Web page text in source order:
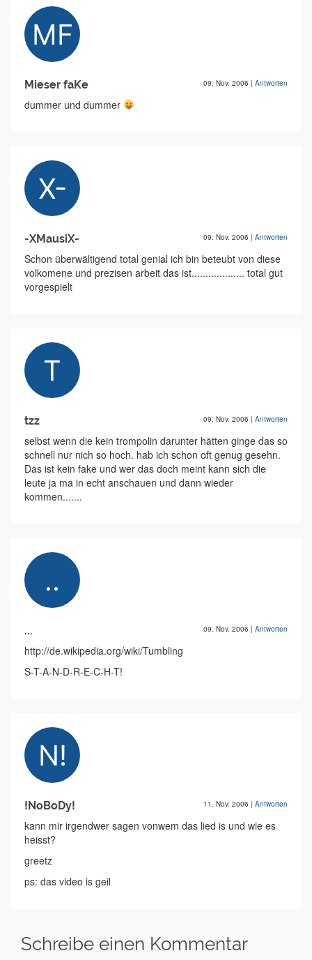
Mieser faKe 09. Nov. 2006 | Antworten
dummer und dummer
-XMausiX- 09. Nov. 2006 | Antworten
Schon überwältigend total genial ich bin beteubt von diese
volkomene und prezisen arbeit das ist................... total gut
vorgespielt
tzz 09. Nov. 2006 | Antworten
selbst wenn die kein trompolin darunter hätten ginge das so
schnell nur nich so hoch. hab ich schon oft genug gesehn.
Das ist kein fake und wer das doch meint kann sich die
leute ja ma in echt anschauen und dann wieder
kommen.......
... 09. Nov. 2006 | Antworten
http://de.wikipedia.org/wiki/Tumbling
S-T-A-N-D-R-E-C-H-T!
!NoBoDy! 11. Nov. 2006 | Antworten
kann mir irgendwer sagen vonwem das lied is und wie es
heisst?
greetz
ps: das video is geil
Schreibe einen Kommentar